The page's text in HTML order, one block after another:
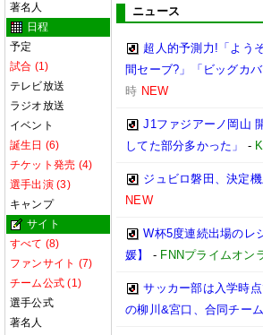
著名人
日程
予定
試合 (1)
テレビ放送
ラジオ放送
イベント
誕生日 (6)
チケット発売 (4)
選手出演 (3)
キャンプ
サイト
すべて (8)
ファンサイト (7)
チーム公式 (1)
選手公式
著名人
ニュース
超人的予測力!「よう
間セーブ?」「ビッグカ
時 NEW
J1ファジアーノ岡山
してた部分多かった」
-
ジュビロ磐田、決定
NEW
W杯5度連続出場のレ
媛】
- FNNプライムオン
サッカー部は入学時
の柳川&宮口、合同チー